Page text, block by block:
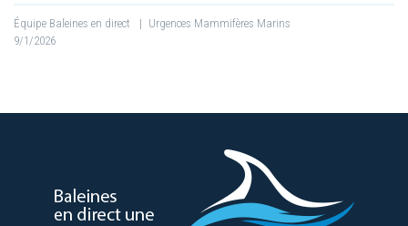
Équipe Baleines en direct | Urgences Mammifères Marins
9/1/2026